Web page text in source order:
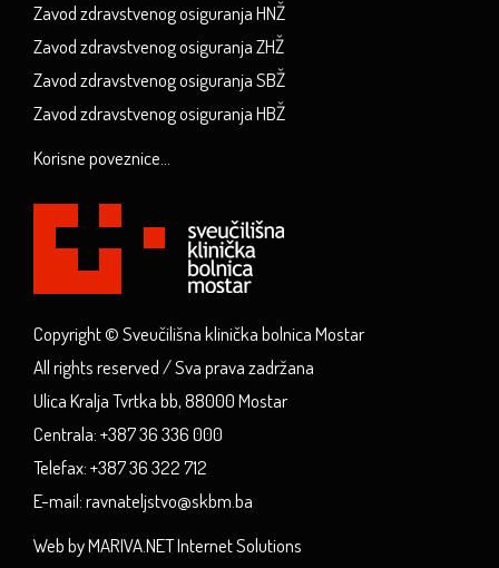
Zavod zdravstvenog osiguranja HNŽ
Zavod zdravstvenog osiguranja ZHŽ
Zavod zdravstvenog osiguranja SBŽ
Zavod zdravstvenog osiguranja HBŽ
Korisne poveznice...
Copyright © Sveučilišna klinička bolnica Mostar
All rights reserved / Sva prava zadržana
Ulica Kralja Tvrtka bb, 88000 Mostar
Centrala: +387 36 336 000
Telefax: +387 36 322 712
E-mail: ravnateljstvo@skbm.ba
Web by MARIVA.NET Internet Solutions